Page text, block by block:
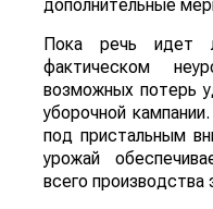
дополнительные
Пока речь
фактическом
возможных потерь
уборочной
под пристальным
урожай
всего производства